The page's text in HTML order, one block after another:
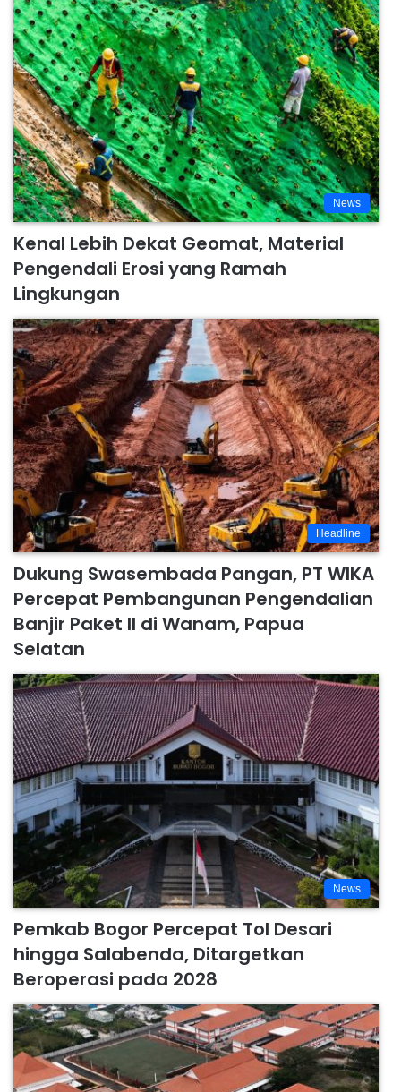
News
Kenal Lebih Dekat Geomat, Material
Pengendali Erosi yang Ramah
Lingkungan
Headline
Dukung Swasembada Pangan, PT WIKA
Percepat Pembangunan Pengendalian
Banjir Paket II di Wanam, Papua
Selatan
News
Pemkab Bogor Percepat Tol Desari
hingga Salabenda, Ditargetkan
Beroperasi pada 2028